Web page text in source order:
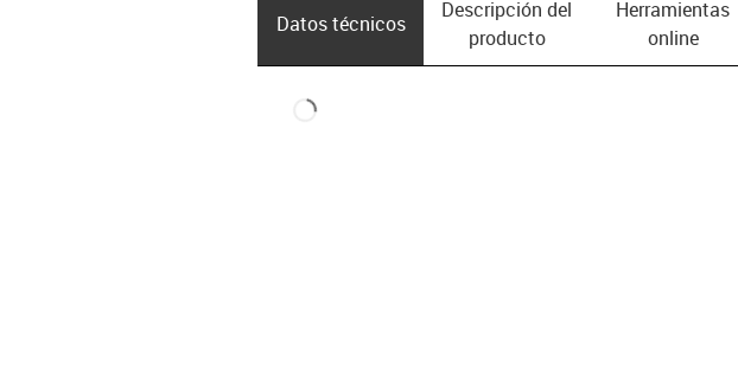
Datos técnicos
Descripción del
producto
Herramientas
online